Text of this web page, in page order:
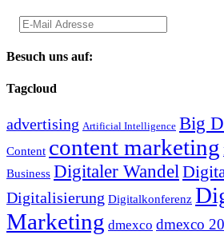
Besuch uns auf:
Tagcloud
advertising Artificial Intelligence Big
Content content marketing
Business Digitaler Wandel
Digitalisierung Digitalkonferenz
Marketing dmexco dmexco